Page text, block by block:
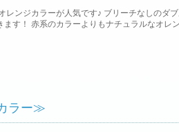
レンジカラーが人気です♪ ブリーチなしのダ
ます！ 赤系のカラーよりもナチュラルなオレ
ラー≫